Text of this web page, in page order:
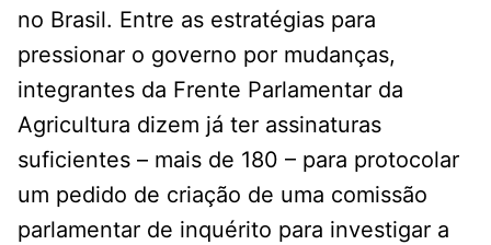
no Brasil. Entre as estratégias para
pressionar o governo por mudanças,
integrantes da Frente Parlamentar da
Agricultura dizem já ter assinaturas
suficientes – mais de 180 – para protocolar
um pedido de criação de uma comissão
parlamentar de inquérito para investigar a